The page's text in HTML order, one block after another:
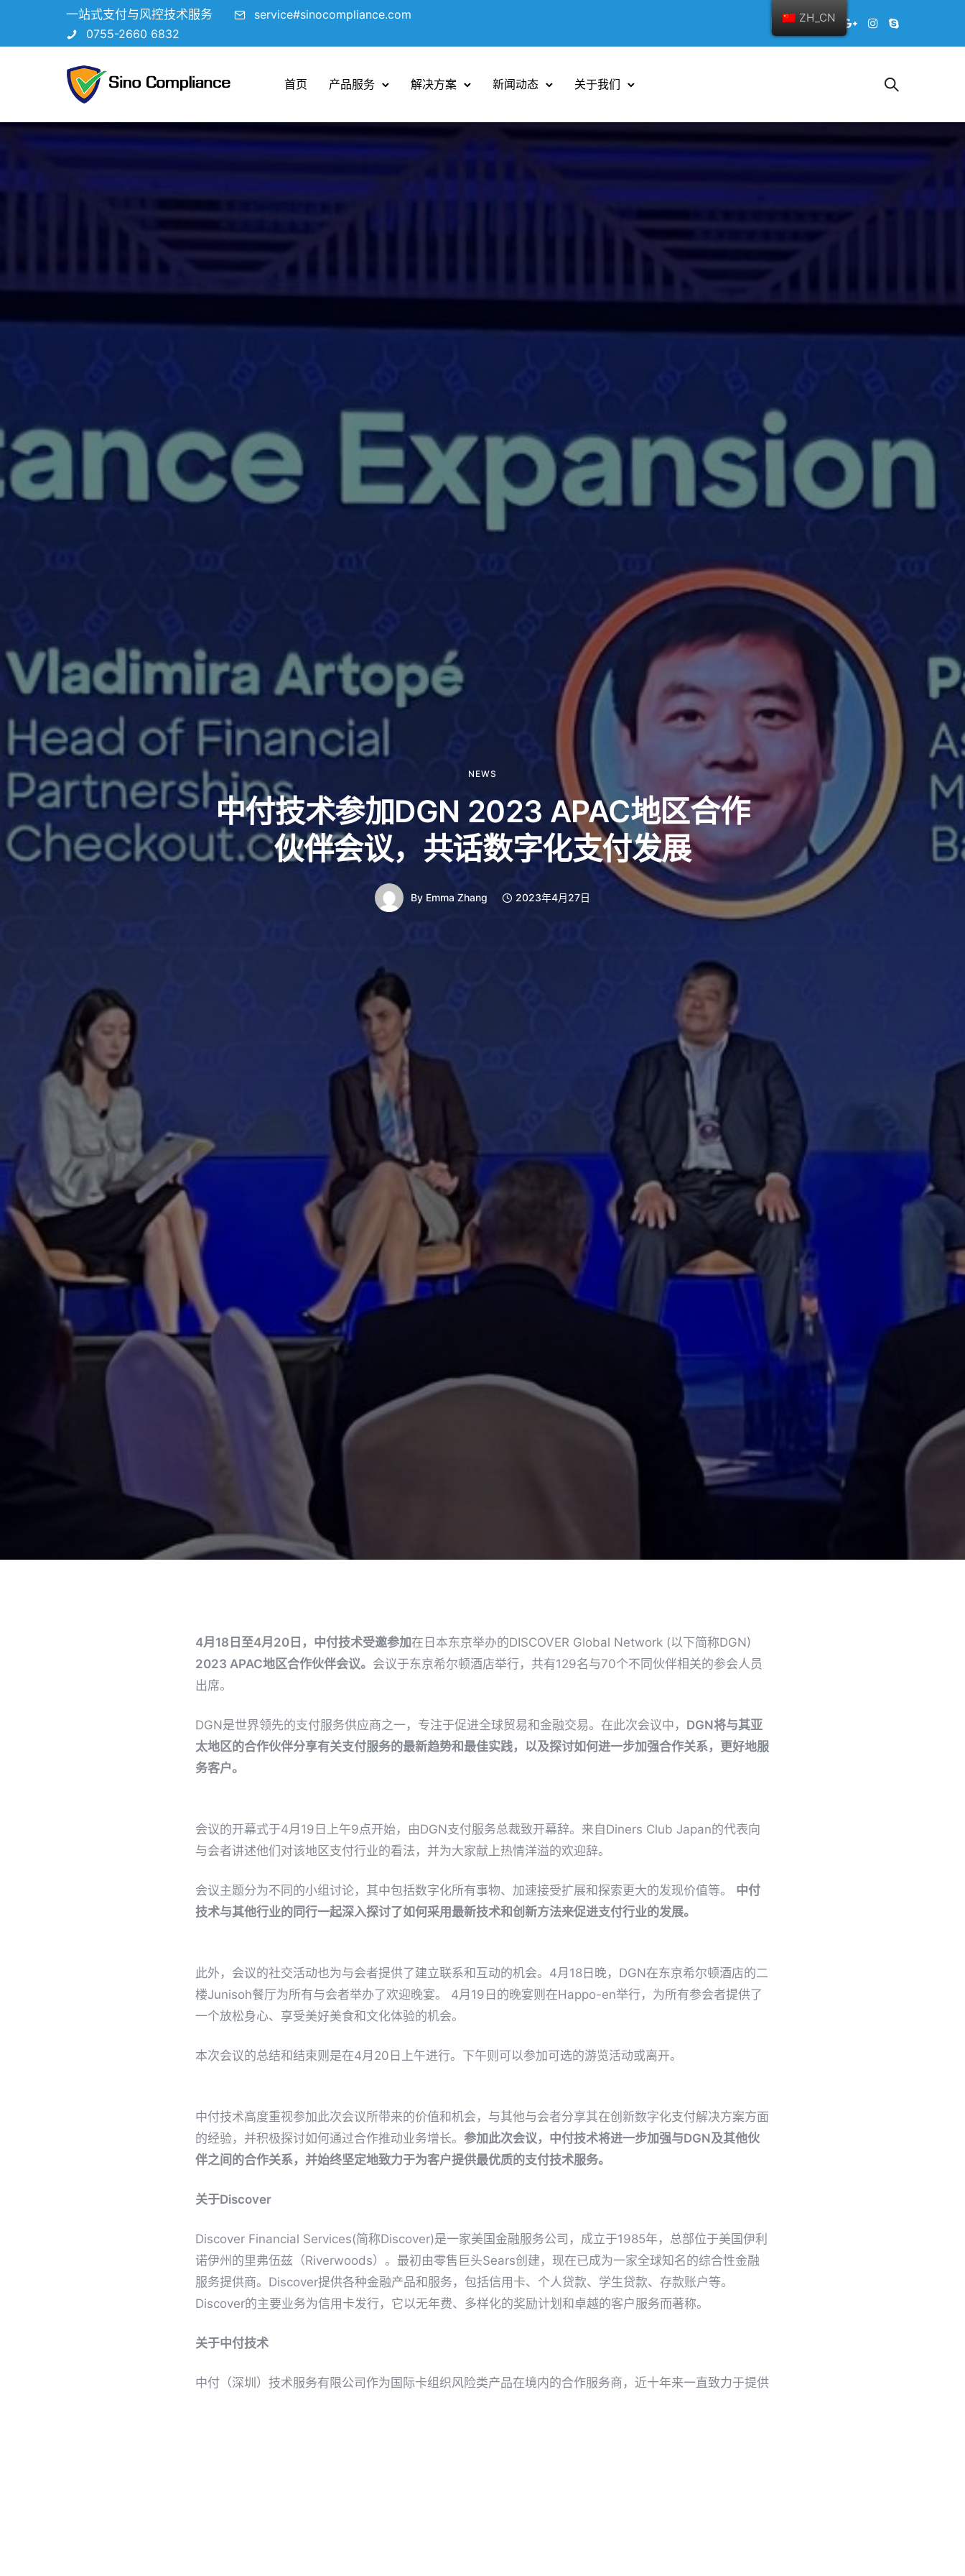
一站式支付与风控技术服务
service#sinocompliance.com
0755-2660 6832
首页 产品服务 解决方案 新闻动态 关于我们
NEWS
中付技术参加DGN 2023 APAC地区合作
伙伴会议，共话数字化支付发展
By Emma Zhang 2023年4月27日
4月18日至4月20日，中付技术受邀参加在日本东京举办的DISCOVER Global Network (以下简称DGN)
2023 APAC地区合作伙伴会议。 会议于东京希尔顿酒店举行，共有129名与70个不同伙伴相关的参会人员
出席。
DGN是世界领先的支付服务供应商之一，专注于促进全球贸易和金融交易。在此次会议中， DGN将与其亚
太地区的合作伙伴分享有关支付服务的最新趋势和最佳实践，以及探讨如何进一步加强合作关系，更好地服
务客户。
会议的开幕式于4月19日上午9点开始，由DGN支付服务总裁致开幕辞。来自Diners Club Japan的代表向
与会者讲述他们对该地区支付行业的看法，并为大家献上热情洋溢的欢迎辞。
会议主题分为不同的小组讨论，其中包括数字化所有事物、加速接受扩展和探索更大的发现价值等。 中付
技术与其他行业的同行一起深入探讨了如何采用最新技术和创新方法来促进支付行业的发展。
此外，会议的社交活动也为与会者提供了建立联系和互动的机会。4月18日晚，DGN在东京希尔顿酒店的二
楼Junisoh餐厅为所有与会者举办了欢迎晚宴。 4月19日的晚宴则在Happo-en举行，为所有参会者提供了
一个放松身心、享受美好美食和文化体验的机会。
本次会议的总结和结束则是在4月20日上午进行。下午则可以参加可选的游览活动或离开。
中付技术高度重视参加此次会议所带来的价值和机会，与其他与会者分享其在创新数字化支付解决方案方面
的经验，并积极探讨如何通过合作推动业务增长。 参加此次会议，中付技术将进一步加强与DGN及其他伙
伴之间的合作关系，并始终坚定地致力于为客户提供最优质的支付技术服务。
关于Discover
Discover Financial Services(简称Discover)是一家美国金融服务公司，成立于1985年，总部位于美国伊利
诺伊州的里弗伍兹（Riverwoods）。最初由零售巨头Sears创建，现在已成为一家全球知名的综合性金融
服务提供商。Discover提供各种金融产品和服务，包括信用卡、个人贷款、学生贷款、存款账户等。
Discover的主要业务为信用卡发行，它以无年费、多样化的奖励计划和卓越的客户服务而著称。
关于中付技术
中付（深圳）技术服务有限公司作为国际卡组织风险类产品在境内的合作服务商，近十年来一直致力于提供
ZH_CN